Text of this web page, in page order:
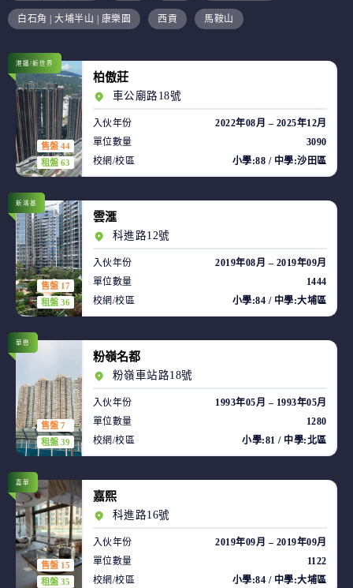
白石角 | 大埔半山 | 康樂園 西貢 馬鞍山
售盤 44
租盤 63
港鐵/新世界
柏傲莊
車公廟路18號
入伙年份
2022年08月 – 2025年12月
單位數量
3090
校網/校區
小學:88 / 中學:沙田區
售盤 17
租盤 36
新鴻基
雲滙
科進路12號
入伙年份
2019年08月 – 2019年09月
單位數量
1444
校網/校區
小學:84 / 中學:大埔區
售盤 7
租盤 39
華懋
粉嶺名都
粉嶺車站路18號
入伙年份
1993年05月 – 1993年05月
單位數量
1280
校網/校區
小學:81 / 中學:北區
售盤 15
租盤 35
嘉華
嘉熙
科進路16號
入伙年份
2019年09月 – 2019年09月
單位數量
1122
校網/校區
小學:84 / 中學:大埔區